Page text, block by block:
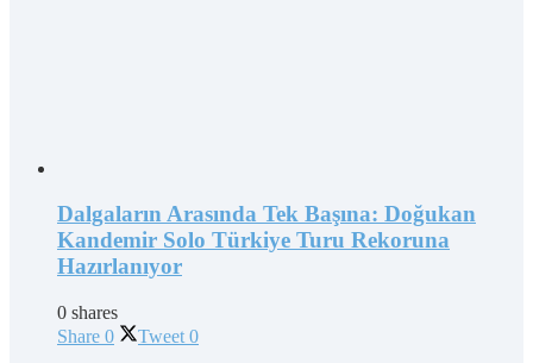
Dalgaların Arasında Tek Başına: Doğukan
Kandemir Solo Türkiye Turu Rekoruna
Hazırlanıyor
0 shares
Share 0 Tweet 0